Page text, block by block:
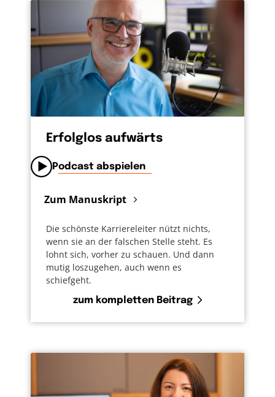
meine Beziehung zu Gott vor. Ich düse durchs
Leben und werde gehalten. Falle nicht vom
Brett, selbst wenn die Alltagswellen
hochschlagen und der Wind stürmisch wird.
Gott hält mich fest. Und wenn ich mich
umdrehe, dann lächelt er mich liebevoll an.
Ich bin ihm wichtig und ich darf ihm komplett
vertrauen. Für was Babyschwimmen alles
nützlich ist?
Erfolglos aufwärts
Podcast abspielen
Zum Manuskript
Die schönste Karriereleiter nützt nichts,
wenn sie an der falschen Stelle steht. Es
lohnt sich, vorher zu schauen. Und dann
mutig loszugehen, auch wenn es
schiefgeht.
zum kompletten Beitrag